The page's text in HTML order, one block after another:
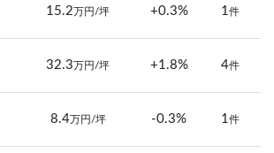
15.2 万円/坪 +0.3% 1件
32.3 万円/坪 +1.8% 4件
8.4万円/坪 -0.3% 1件